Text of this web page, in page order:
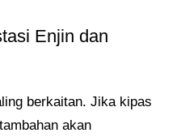
Enjin dan
berkaitan. Jika kipas
akan